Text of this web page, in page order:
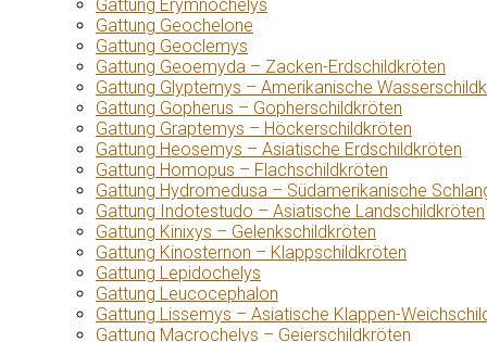
Gattung Erymnochelys
Gattung Geochelone
Gattung Geoclemys
Gattung Geoemyda – Zacken-Erdschildkröten
Gattung Glyptemys – Amerikanische
Gattung Gopherus – Gopherschildkröten
Gattung Graptemys – Höckerschildkröten
Gattung Heosemys – Asiatische Erdschildkröten
Gattung Homopus – Flachschildkröten
Gattung Hydromedusa – Südamerikanische
Gattung Indotestudo – Asiatische Landschildkröten
Gattung Kinixys – Gelenkschildkröten
Gattung Kinosternon – Klappschildkröten
Gattung Lepidochelys
Gattung Leucocephalon
Gattung Lissemys – Asiatische Klappen-
Gattung Macrochelys – Geierschildkröten